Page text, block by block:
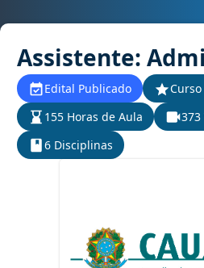
Assistente:
Edital Publicado
155 Horas de Aula
373
6 Disciplinas